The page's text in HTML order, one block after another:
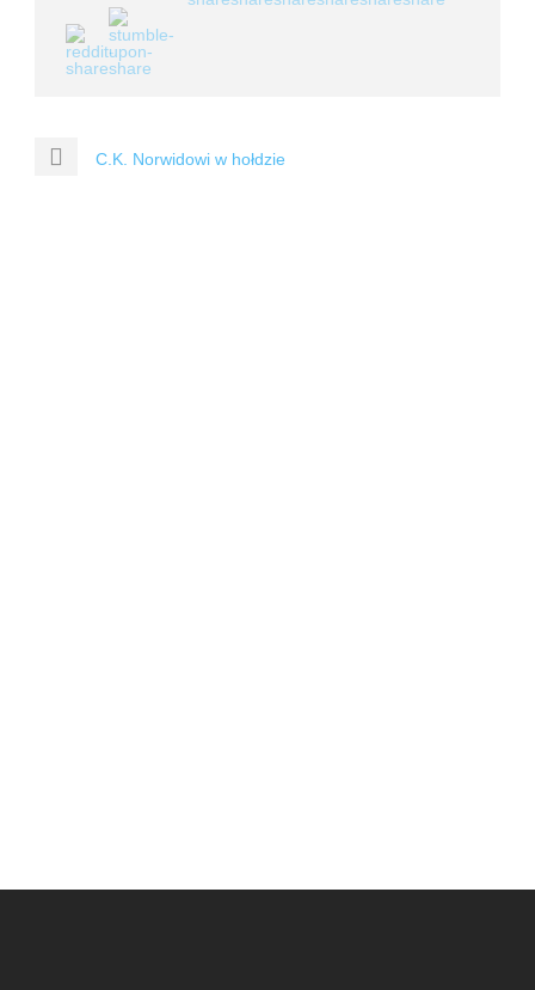
C.K. Norwidowi w hołdzie